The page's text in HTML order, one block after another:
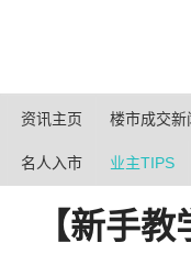
资讯主页 楼市成交新
名人入市 业主TIPS
【新手